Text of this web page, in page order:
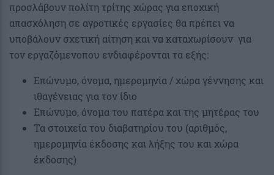
προσλάβουν πολίτη τρίτης χώρας για εποχική
απασχόληση σε αγροτικές εργασίες θα πρέπει να
υποβάλουν σχετική αίτηση και να καταχωρίσουν για
τον εργαζόμενοπου ενδιαφέρονται τα εξής:
Επώνυμο, όνομα, ημερομηνία / χώρα γέννησης και
ιθαγένειας για τον ίδιο
Επώνυμο, όνομα του πατέρα και της μητέρας του
Τα στοιχεία του διαβατηρίου του (αριθμός,
ημερομηνία έκδοσης και λήξης του και χώρα
έκδοσης)